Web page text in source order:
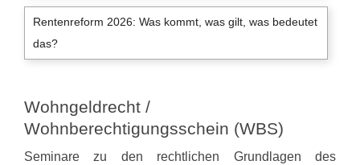
Rentenreform 2026: Was kommt, was gilt, was bedeutet
das?
Wohngeldrecht /
Wohnberechtigungsschein (WBS)
Seminare zu den rechtlichen Grundlagen des